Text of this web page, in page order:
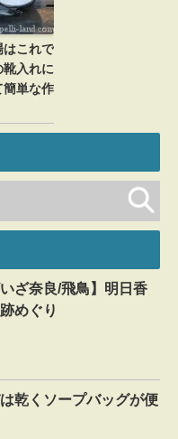
はこれで
入れに
簡単な作
ざ奈良/飛鳥】明日香
めぐり
乾くソープバッグが便